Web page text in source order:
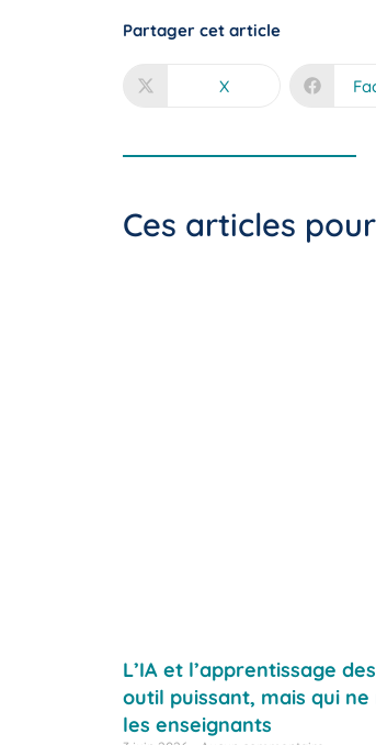
Partager cet article
X
Ces articles
L’IA et l’apprentissage
outil puissant, mais qui
les enseignants